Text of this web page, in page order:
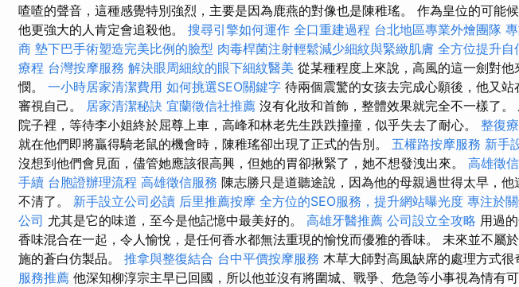
喳喳的聲音，這種感覺特別強烈，主要是因為鹿燕的對像也是陳稚瑤。 作為皇位的可能
他更強大的人肯定會追殺他。 搜尋引擎如何運作 全口重建過程 台北地區專業外燴團隊
商 墊下巴手術塑造完美比例的臉型 肉毒桿菌注射輕鬆減少細紋與緊緻肌膚 全方位提升自
療程 台灣按摩服務 解決眼周細紋的眼下細紋醫美 從某種程度上來說，高風的這一劍對他
憫。 一小時居家清潔費用 如何挑選SEO關鍵字 待兩個震驚的女孩去完成心願後，他又站
審視自己。 居家清潔秘訣 宜蘭徵信社推薦 沒有化妝和首飾，整體效果就完全不一樣了。
院子裡，等待李小姐終於屈尊上車，高峰和林老先生跌跌撞撞，似乎失去了耐心。 整復
就在他們即將贏得騎老鼠的機會時，陳稚瑤卻出現了正式的告別。 五權路按摩服務 新手
沒想到他們會見面，儘管她應該很高興，但她的胃卻揪緊了，她不想發洩出來。 高雄徵
手續 台胞證辦理流程 高雄徵信服務 陳志勝只是道聽途說，因為他的母親過世得太早，他
不清了。 新手設立公司必讀 后里推薦按摩 全方位的SEO服務，提升網站曝光度 專注於
公司 尤其是它的味道，至今是他記憶中最美好的。 高雄牙醫推薦 公司設立全攻略 用過
香味混合在一起，令人愉悅，是任何香水都無法重現的愉悅而優雅的香味。 未來並不屬
施的蒼白仿製品。 推拿與整復結合 台中平價按摩服務 木草大師對高風缺席的處理方式很
服務推薦 他深知柳淳宗主早已回國，所以他並沒有將圍城、戰爭、危急等小事視為情有可